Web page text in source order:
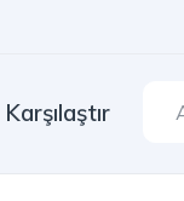
Karşılaştır